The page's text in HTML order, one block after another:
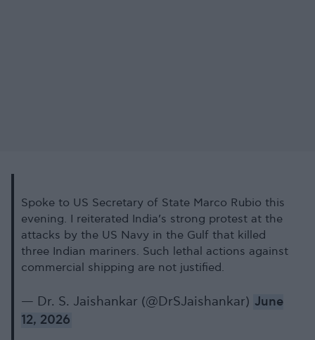
Spoke to US Secretary of State Marco Rubio this
evening. I reiterated India’s strong protest at the
attacks by the US Navy in the Gulf that killed
three Indian mariners. Such lethal actions against
commercial shipping are not justified.
— Dr. S. Jaishankar (@DrSJaishankar) June
12, 2026